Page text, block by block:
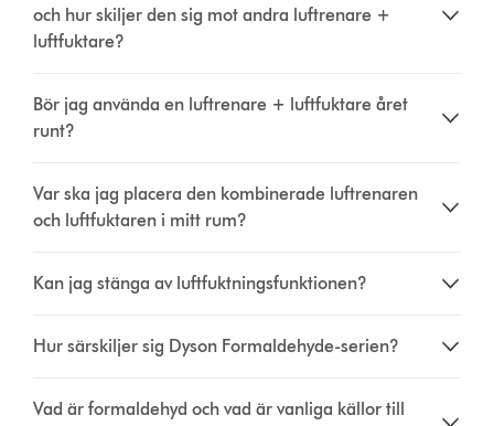
och hur skiljer den sig mot andra luftrenare +
luftfuktare?
Bör jag använda en luftrenare + luftfuktare året
runt?
Var ska jag placera den kombinerade luftrenaren
och luftfuktaren i mitt rum?
Kan jag stänga av luftfuktningsfunktionen?
Hur särskiljer sig Dyson Formaldehyde-serien?
Vad är formaldehyd och vad är vanliga källor till